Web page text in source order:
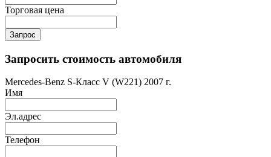
Торговая цена
Запрос
Запросить стоимость автомобиля
Mercedes-Benz S-Класс V (W221) 2007 г.
Имя
Эл.адрес
Телефон